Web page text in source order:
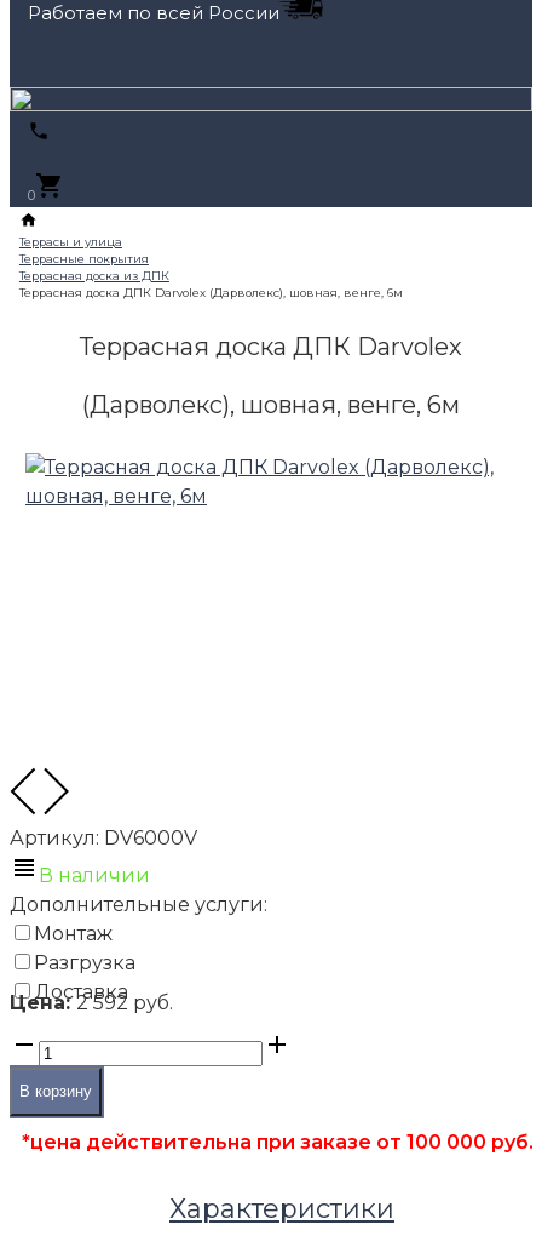
Работаем по всей России
0
Террасная доска ДПК Darvolex
(Дарволекс), шовная, венге, 6м
Артикул: DV6000V
В наличии
Дополнительные услуги:
Монтаж
Разгрузка
Доставка
Цена:2 592 руб.
В корзину
*цена действительна при заказе от 100 000 руб.
Характеристики